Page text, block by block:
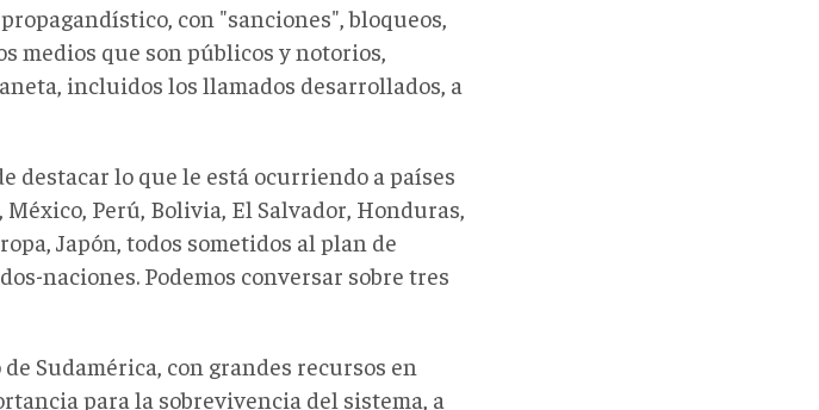
con "sanciones", bloqueos,
medios que son públicos y notorios,
incluidos los llamados desarrollados, a
destacar lo que le está ocurriendo a países
Perú, Bolivia, El Salvador, Honduras,
Japón, todos sometidos al plan de
naciones. Podemos conversar sobre tres
Sudamérica, con grandes recursos en
para la sobrevivencia del sistema, a